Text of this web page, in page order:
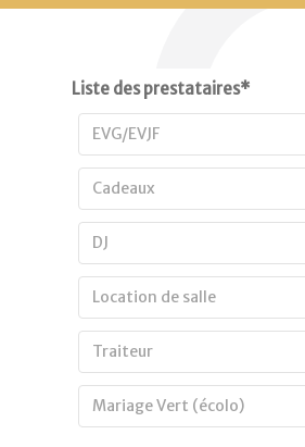
Liste des prestataires*
EVG/EVJF
Cadeaux
DJ
Location de salle
Traiteur
Mariage Vert (écolo)